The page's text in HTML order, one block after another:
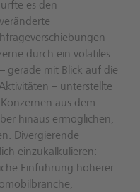
es den
durch ein volatiles
gerade mit Blick auf die
– unterstellte
aus dem
hinaus ermöglichen,
Divergierende
einzukalkulieren:
Einführung höherer